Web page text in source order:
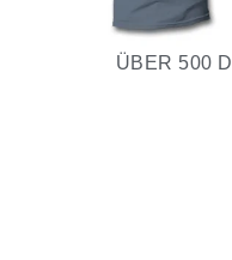
ÜBER 500